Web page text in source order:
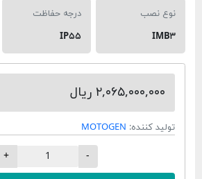
نوع نصب
IMB۳
درجه حفاظت
IP۵۵
۲,۰۶۵,۰۰۰,۰۰۰ ریال
تولید کننده: MOTOGEN